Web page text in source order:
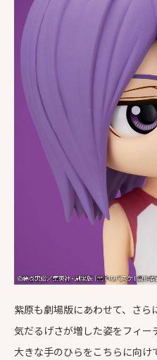
紫原も劇場版にあわせて、さら
気だるげさが増した姿をフィー
大きな手のひらをこちらに向け